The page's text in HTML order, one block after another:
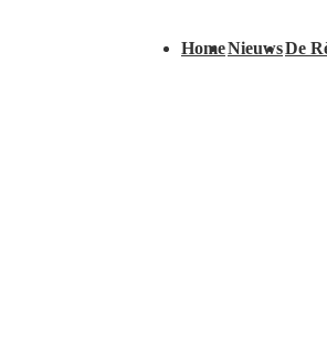
navigatie
HomeNieuwsDe